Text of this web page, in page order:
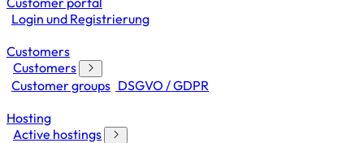
Login und Registrierung
Customers
Customers
Customer groups DSGVO / GDPR
Hosting
Active hostings